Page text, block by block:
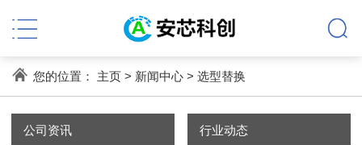
您的位置： 主页> 新闻中心> 选型替换
公司资讯 行业动态